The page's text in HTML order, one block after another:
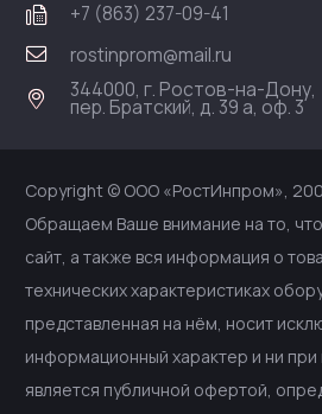
+7 (863) 237-09-41
rostinprom@mail.ru
344000, г. Ростов-на-Дону,
пер. Братский, д. 39 а, оф. 3
Copyright © ООО «РостИнпром»,
Обращаем Ваше внимание на то,
сайт, а также вся информация о
технических характеристиках
представленная на нём, носит
информационный характер и ни при
является публичной офертой,